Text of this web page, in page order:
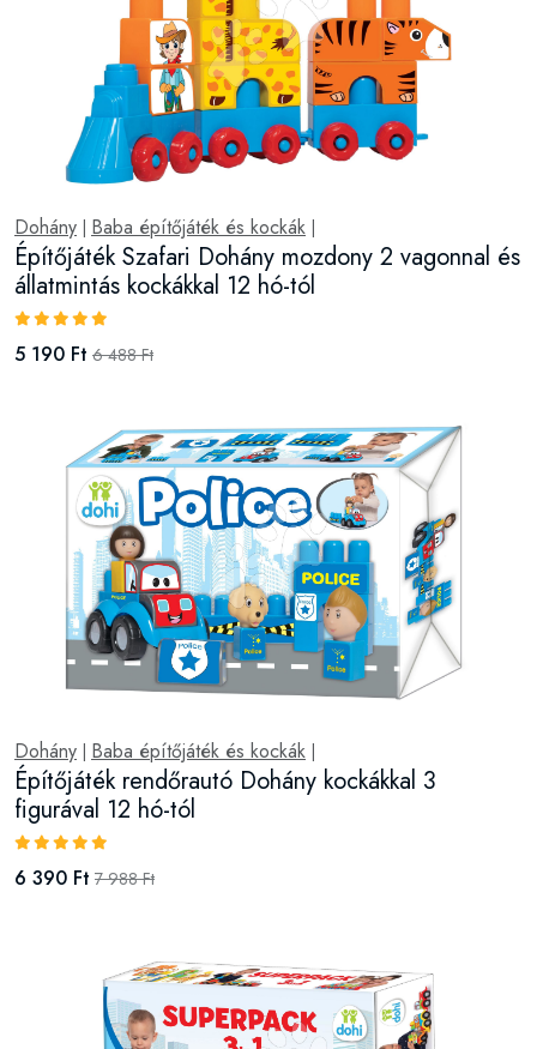
Dohány Baba építőjáték és kockák
Építőjáték Szafari Dohány mozdony 2 vagonnal és
állatmintás kockákkal 12 hó-tól
5 190 Ft 6 488 Ft
Dohány Baba építőjáték és kockák
Építőjáték rendőrautó Dohány kockákkal 3
figurával 12 hó-tól
6 390 Ft 7 988 Ft